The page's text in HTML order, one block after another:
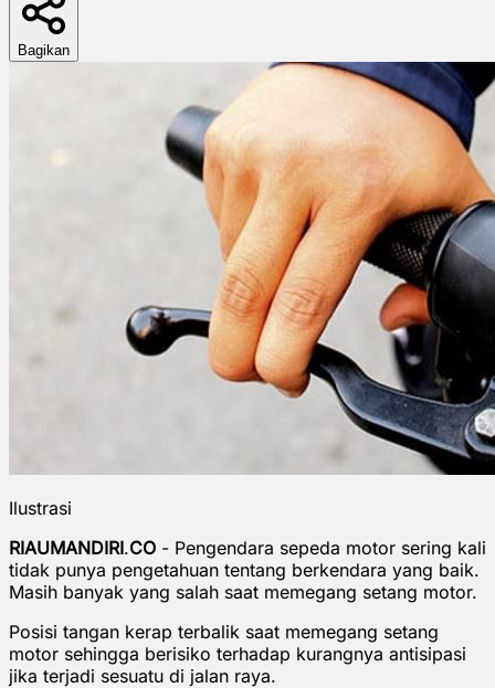
Bagikan
Ilustrasi
RIAUMANDIRI.CO - Pengendara sepeda motor sering kali
tidak punya pengetahuan tentang berkendara yang baik.
Masih banyak yang salah saat memegang setang motor.
Posisi tangan kerap terbalik saat memegang setang
motor sehingga berisiko terhadap kurangnya antisipasi
jika terjadi sesuatu di jalan raya.